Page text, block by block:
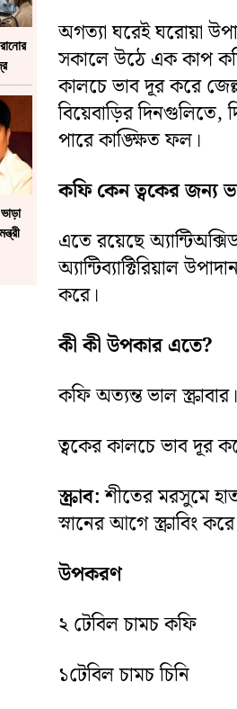
অগত্যা ঘরেই ঘরোয়া
সকালে উঠে এক কাপ
কালচে ভাব দূর করে
বিয়েবাড়ির
পারে কাঙ্ক্ষিত ফল।
কফি কেন ত্বকের জন্য
এতে রয়েছে
অ্যান্টিব্যাক্টিরিয়াল
করে।
কী কী উপকার এতে?
কফি অত্যন্ত ভাল
ত্বকের কালচে ভাব দূর
স্ক্রাব:শীতের মরসুমে
স্নানের আগে স্ক্রাবিং
উপকরণ
২ টেবিল চামচ কফি
১টেবিল চামচ চিনি